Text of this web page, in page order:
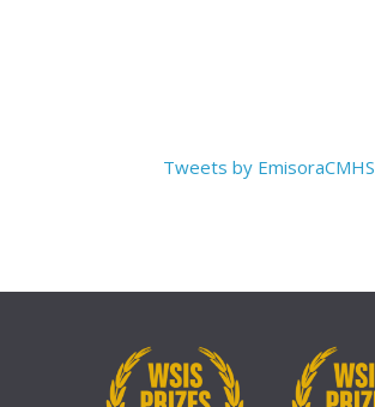
Tweets by EmisoraCMHS